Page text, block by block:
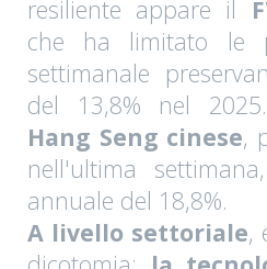
resiliente appare il
che ha limitato le
settimanale
del 13,8% nel
Hang Seng cinese,
nell'ultima
annuale del 18,8%.
A livello settoriale,